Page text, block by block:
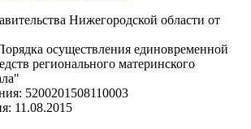
Нижегородской области от
осуществления единовременной
регионального материнского
5200201508110003
11.08.2015